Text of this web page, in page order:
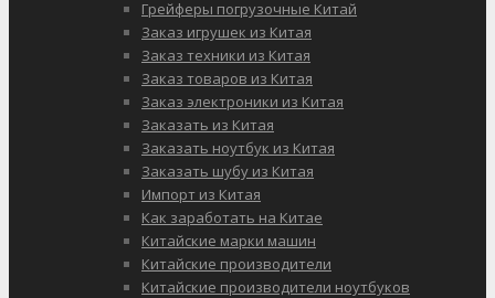
Грейферы погрузочные Китай
Заказ игрушек из Китая
Заказ техники из Китая
Заказ товаров из Китая
Заказ электроники из Китая
Заказать из Китая
Заказать ноутбук из Китая
Заказать шубу из Китая
Импорт из Китая
Как заработать на Китае
Китайские марки машин
Китайские производители
Китайские производители ноутбуков